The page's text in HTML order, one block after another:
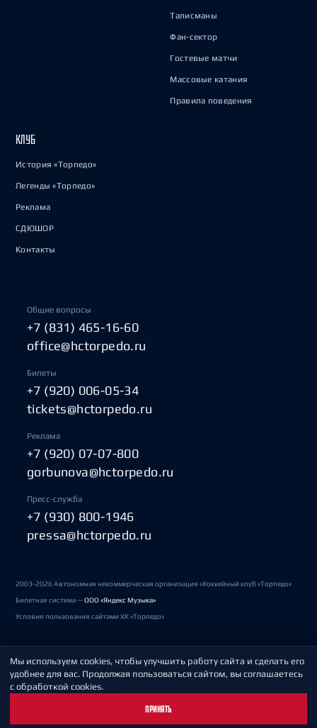
Талисманы
Фан-сектор
Гостевые матчи
Массовые катания
Правила поведения
КЛУБ
История «Торпедо»
Легенды «Торпедо»
Реклама
СДЮШОР
Контакты
Общие вопросы
+7 (831) 465-16-60
office@hctorpedo.ru
Билеты
+7 (920) 006-05-34
tickets@hctorpedo.ru
Реклама
+7 (920) 07-07-800
gorbunova@hctorpedo.ru
Пресс-служба
+7 (930) 800-1946
pressa@hctorpedo.ru
2003-2026 Автономная некоммерческая организация «Хоккейный клуб «Торпедо»
Билетная система —ООО «Яндекс Музыка»
Условия пользования сайтами ХК «Торпедо»
Политика обработки персональных данных
Пользовательское соглашение
Мы используем cookies, чтобы улучшить работу сайта и сделать его
удобнее для вас. Продолжая пользоваться сайтом, вы соглашаетесь
с обработкой cookies.
ПРИНЯТЬ